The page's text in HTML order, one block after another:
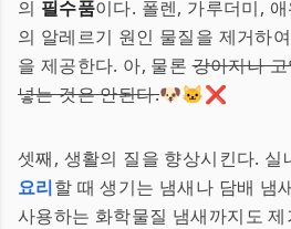
의 필수품이다. 폴렌, 가루더미,
의 알레르기 원인 물질을 제거하
을 제공한다. 아, 물론강아지나
넣는 것은 안된다.🐶🐱❌
셋째, 생활의 질을 향상시킨다. 실
요리할 때 생기는 냄새나 담배 냄
사용하는 화학물질 냄새까지도